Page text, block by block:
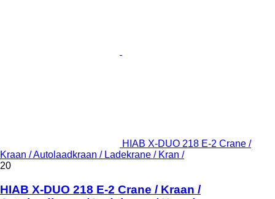
HIAB X-DUO 218 E-2 Crane /
Kraan / Autolaadkraan / Ladekrane / Kran /
20
HIAB X-DUO 218 E-2 Crane / Kraan /